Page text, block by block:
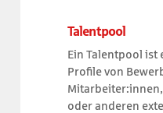
Talentpool
Ein Talentpool ist
Profile von
oder anderen